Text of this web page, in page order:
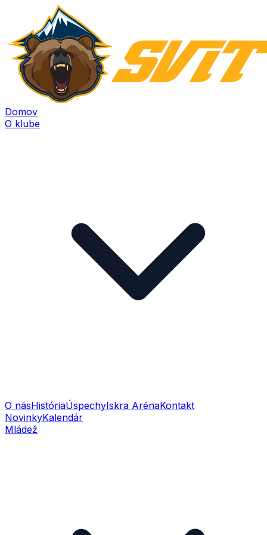
Domov
O klube
O násHistóriaÚspechyIskra ArénaKontakt
NovinkyKalendár
Mládež